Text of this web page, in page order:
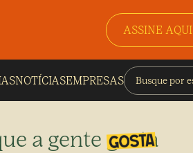
ASSINE AQUI
NOTÍCIASEMPRESAS
a gente gosta